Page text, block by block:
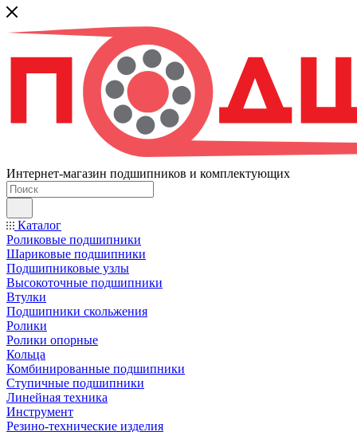
Интернет-магазин подшипников и комплектующих
Каталог
Роликовые подшипники
Шариковые подшипники
Подшипниковые узлы
Высокоточные подшипники
Втулки
Подшипники скольжения
Ролики
Ролики опорные
Кольца
Комбинированные подшипники
Ступичные подшипники
Линейная техника
Инструмент
Резино-технические изделия